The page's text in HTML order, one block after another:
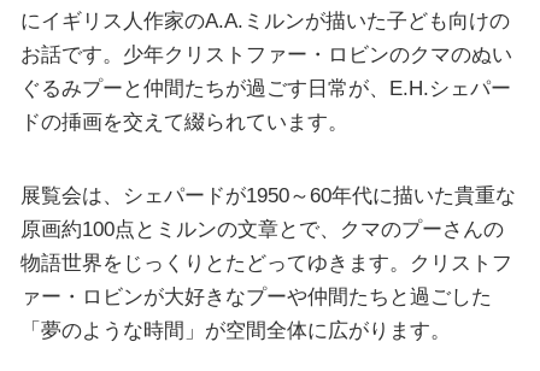
にイギリス人作家のA.A.ミルンが描いた子ども向けの
お話です。少年クリストファー・ロビンのクマのぬい
ぐるみプーと仲間たちが過ごす日常が、E.H.シェパー
ドの挿画を交えて綴られています。
展覧会は、シェパードが1950～60年代に描いた貴重な
原画約100点とミルンの文章とで、クマのプーさんの
物語世界をじっくりとたどってゆきます。クリストフ
ァー・ロビンが大好きなプーや仲間たちと過ごした
「夢のような時間」が空間全体に広がります。